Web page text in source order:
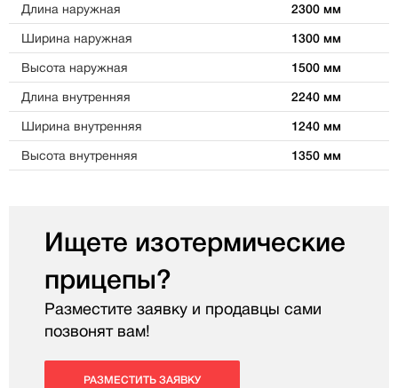
Длина наружная 2300 мм
Ширина наружная 1300 мм
Высота наружная 1500 мм
Длина внутренняя 2240 мм
Ширина внутренняя 1240 мм
Высота внутренняя 1350 мм
Ищете изотермические
прицепы?
Разместите заявку и продавцы сами
позвонят вам!
РАЗМЕСТИТЬ ЗАЯВКУ